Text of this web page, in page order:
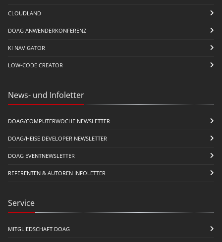
CLOUDLAND
DOAG ANWENDERKONFERENZ
KI NAVIGATOR
LOW-CODE CREATOR
News- und Infoletter
DOAG/COMPUTERWOCHE NEWSLETTER
DOAG/HEISE DEVELOPER NEWSLETTER
DOAG EVENTNEWSLETTER
REFERENTEN & AUTOREN INFOLETTER
Service
MITGLIEDSCHAFT DOAG